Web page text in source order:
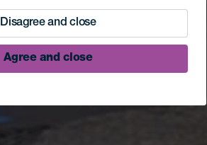
Disagree and close
Agree and close